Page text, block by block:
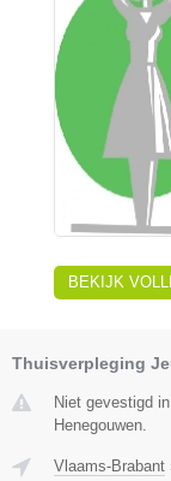
BEKIJK
Thuisverpleging
Niet gevestigd
Henegouwen.
Vlaams-Brabant